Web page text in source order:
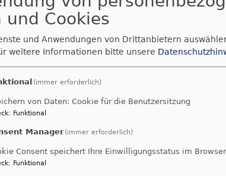
Die Kirchengemeinde Fischbach
und Cookies
und Anwendungen von Drittanbietern
weitere Informationen bitte unsere
(immer erforderlich)
von Daten: Cookie für die Benutzersitzung
: Funktional
Manager (immer erforderlich)
Consent speichert Ihre Einwilligungsstatus im Browser
: Funktional